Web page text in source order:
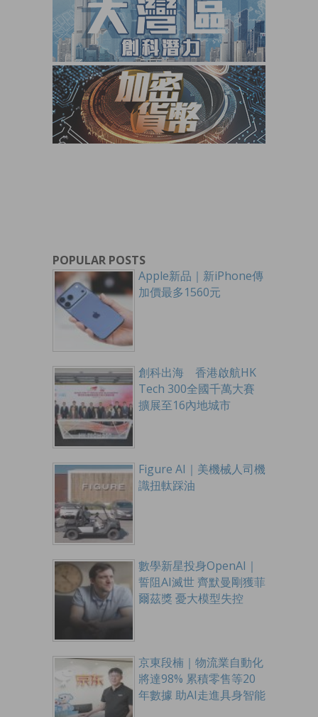
POPULAR POSTS
Apple新品｜新iPhone傳
加價最多1560元
創科出海 香港啟航HK
Tech 300全國千萬大賽
擴展至16內地城市
Figure AI｜美機械人司機
識扭軚踩油
數學新星投身OpenAI｜
誓阻AI滅世 齊默曼剛獲菲
爾茲獎 憂大模型失控
京東段楠｜物流業自動化
將達98% 累積零售等20
年數據 助AI走進具身智能